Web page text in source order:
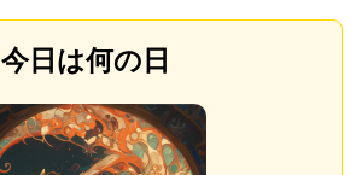
今日は何の日